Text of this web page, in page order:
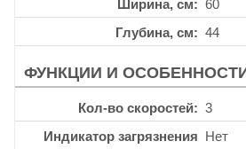
Ширина, см
60
Глубина, см
44
ФУНКЦИИ И
Кол-во скоростей
3
Индикатор загрязнения Нет